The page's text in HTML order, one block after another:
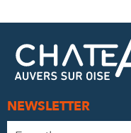
NEWSLETTER
Adresse